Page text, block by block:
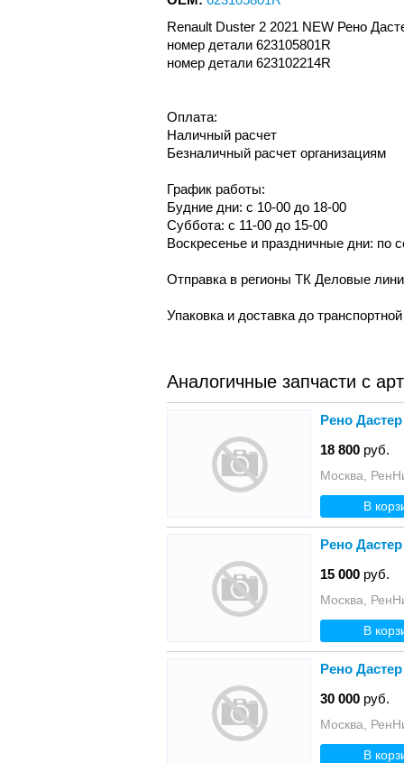
Renault Duster 2 2021 NEW Рено
номер детали 623105801R
номер детали 623102214R
Оплата:
Наличный расчет
Безналичный расчет организациям
График работы:
Будние дни: с 10-00 до 18-00
Суббота: с 11-00 до 15-00
Воскресенье и праздничные дни: по
Отправка в регионы ТК Деловые
Упаковка и доставка до
Аналогичные запчасти с
Рено
18 800 руб.
Москва,
В
Рено
15 000 руб.
Москва,
В
Рено
30 000 руб.
Москва,
В